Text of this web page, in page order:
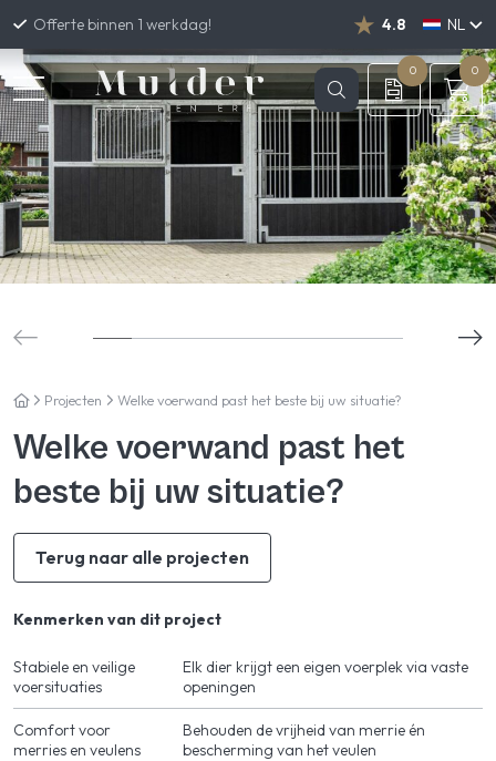
Offerte binnen 1 werkdag! 4.8
NL
EN
0 0
Projecten Welke voerwand past het beste bij uw situatie?
Welke voerwand past het
beste bij uw situatie?
Terug naar alle projecten
Kenmerken van dit project
Stabiele en veilige
voersituaties
Elk dier krijgt een eigen voerplek via vaste
openingen
Comfort voor
merries en veulens
Behouden de vrijheid van merrie én
bescherming van het veulen